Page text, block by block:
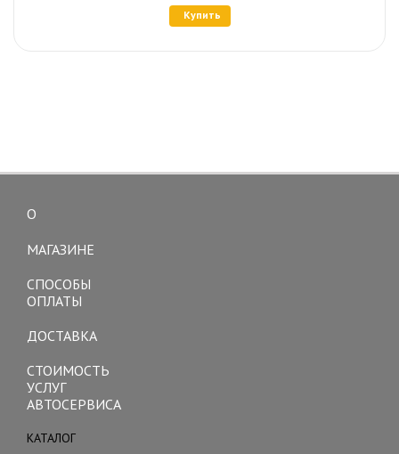
Купить
О
МАГАЗИНЕ
СПОСОБЫ
ОПЛАТЫ
ДОСТАВКА
СТОИМОСТЬ
УСЛУГ
АВТОСЕРВИСА
КАТАЛОГ